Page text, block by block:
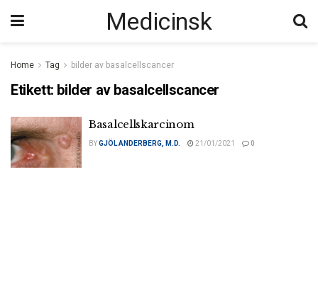
Medicinsk
Home Tag bilder av basalcellscancer
Etikett: bilder av basalcellscancer
Basalcellskarcinom
BYGJÖL ANDERBERG, M.D. 21/01/2021 0